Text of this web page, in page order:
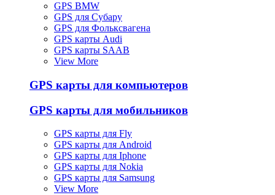
GPS BMW
GPS для Субару
GPS для Фольксвагена
GPS карты Audi
GPS карты SAAB
View More
GPS карты для компьютеров
GPS карты для мобильников
GPS карты для Fly
GPS карты для Android
GPS карты для Iphone
GPS карты для Nokia
GPS карты для Samsung
View More